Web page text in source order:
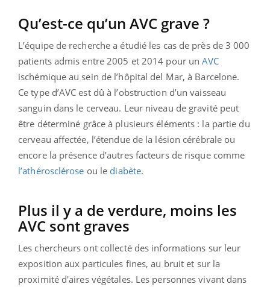
Qu’est-ce qu’un AVC grave ?
L’équipe de recherche a étudié les cas de près de 3 000
patients admis entre 2005 et 2014 pour unAVC
ischémique au sein de l’hôpital del Mar, à Barcelone.
Ce type d’AVC est dû à l’obstruction d’un vaisseau
sanguin dans le cerveau. Leur niveau de gravité peut
être déterminé grâce à plusieurs éléments : la partie du
cerveau affectée, l’étendue de la lésion cérébrale ou
encore la présence d’autres facteurs de risque comme
l’athérosclérose ou le diabète.
Plus il y a de verdure, moins les
AVC sont graves
Les chercheurs ont collecté des informations sur leur
exposition aux particules fines, au bruit et sur la
proximité d'aires végétales. Les personnes vivant dans